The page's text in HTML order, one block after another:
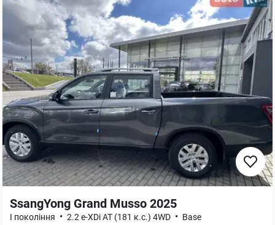
SsangYong Grand Musso 2025
I покоління • 2.2 e-XDi AT (181 к.с.) 4WD • Base